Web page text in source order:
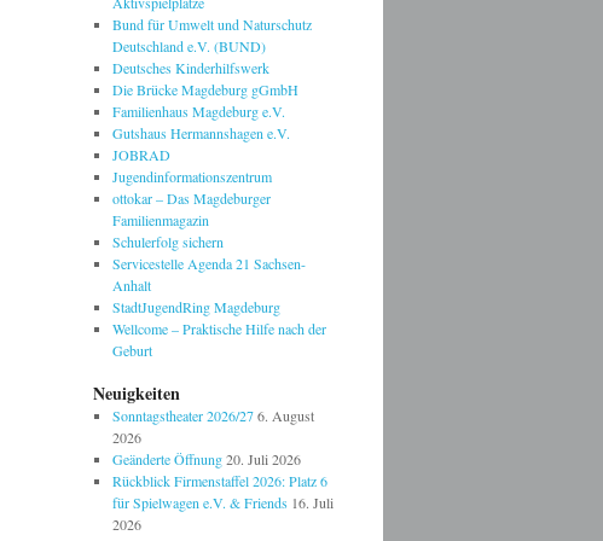
Bund für Umwelt und Naturschutz
Deutschland e.V. (BUND)
Deutsches Kinderhilfswerk
Die Brücke Magdeburg gGmbH
Familienhaus Magdeburg e.V.
Gutshaus Hermannshagen e.V.
JOBRAD
Jugendinformationszentrum
ottokar – Das Magdeburger
Familienmagazin
Schulerfolg sichern
Servicestelle Agenda 21 Sachsen-
Anhalt
StadtJugendRing Magdeburg
Wellcome – Praktische Hilfe nach der
Geburt
Neuigkeiten
Sonntagstheater 2026/27 6. August
2026
Geänderte Öffnung 20. Juli 2026
Rückblick Firmenstaffel 2026: Platz 6
für Spielwagen e.V. & Friends 16. Juli
2026